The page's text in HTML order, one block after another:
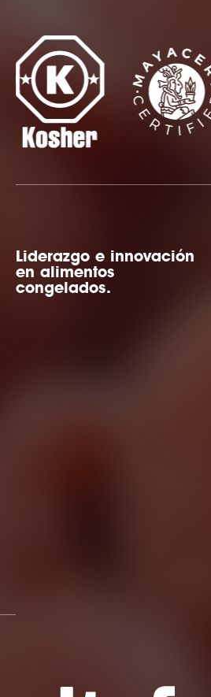
Liderazgo e innovación
en alimentos
congelados.